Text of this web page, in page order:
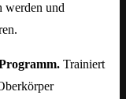
werden und
Trainiert